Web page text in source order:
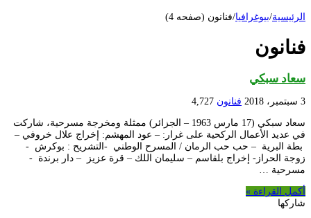
الرئيسية/بيوغرافيا/فنانون (صفحه 4)
فنانون
سعاد سبكي
3 سبتمبر، 2018 فنانون 4,727
سعاد سبكي (17 مارس 1963 – الجزائر) ممثلة ومخرجة مسرحية، شاركت
في عديد الأعمال الركحية على غرار: – عود المهشم: إخراج علال خروفي –
بطة البرية – حب حب الرمان / المسرح الوطني -التشريح : بوكرش -
زوجة الحراز- إخراج بلقاسم – سليمان اللك – قرة عزيز – دار برندة -
مسرحية …
أكمل القراءة »
شاركها